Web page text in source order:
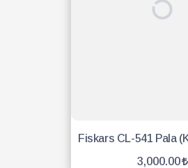
3,000.00